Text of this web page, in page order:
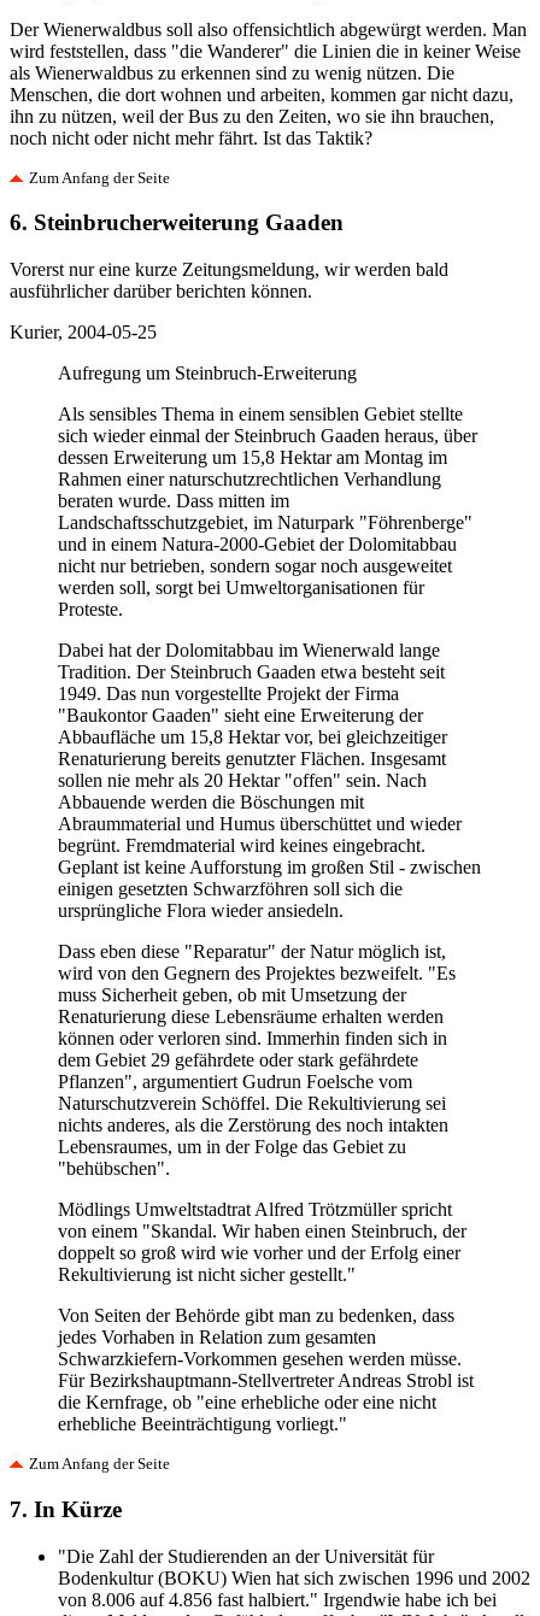
Der Wienerwaldbus soll also offensichtlich abgewürgt werden. Man
wird feststellen, dass "die Wanderer" die Linien ­die in keiner Weise
als Wienerwaldbus zu erkennen sind zu wenig nützen. Die
Menschen, die dort wohnen und arbeiten, kommen gar nicht dazu,
ihn zu nützen, weil der Bus zu den Zeiten, wo sie ihn brauchen,
noch nicht oder nicht mehr fährt. Ist das Taktik?
Zum Anfang der Seite
6. Steinbrucherweiterung Gaaden
Vorerst nur eine kurze Zeitungsmeldung, wir werden bald
ausführlicher darüber berichten können.
Kurier, 2004-05-25
Aufregung um Steinbruch-Erweiterung
Als sensibles Thema in einem sensiblen Gebiet stellte
sich wieder einmal der Steinbruch Gaaden heraus, über
dessen Erweiterung um 15,8 Hektar am Montag im
Rahmen einer naturschutzrechtlichen Verhandlung
beraten wurde. Dass mitten im
Landschaftsschutzgebiet, im Naturpark "Föhrenberge"
und in einem Natura-2000-Gebiet der Dolomitabbau
nicht nur betrieben, sondern sogar noch ausgeweitet
werden soll, sorgt bei Umweltorganisationen für
Proteste.
Dabei hat der Dolomitabbau im Wienerwald lange
Tradition. Der Steinbruch Gaaden etwa besteht seit
1949. Das nun vorgestellte Projekt der Firma
"Baukontor Gaaden" sieht eine Erweiterung der
Abbaufläche um 15,8 Hektar vor, bei gleichzeitiger
Renaturierung bereits genutzter Flächen. Insgesamt
sollen nie mehr als 20 Hektar "offen" sein. Nach
Abbauende werden die Böschungen mit
Abraummaterial und Humus überschüttet und wieder
begrünt. Fremdmaterial wird keines eingebracht.
Geplant ist keine Aufforstung im großen Stil - zwischen
einigen gesetzten Schwarzföhren soll sich die
ursprüngliche Flora wieder ansiedeln.
Dass eben diese "Reparatur" der Natur möglich ist,
wird von den Gegnern des Projektes bezweifelt. "Es
muss Sicherheit geben, ob mit Umsetzung der
Renaturierung diese Lebensräume erhalten werden
können oder verloren sind. Immerhin finden sich in
dem Gebiet 29 gefährdete oder stark gefährdete
Pflanzen", argumentiert Gudrun Foelsche vom
Naturschutzverein Schöffel. Die Rekultivierung sei
nichts anderes, als die Zerstörung des noch intakten
Lebensraumes, um in der Folge das Gebiet zu
"behübschen".
Mödlings Umweltstadtrat Alfred Trötzmüller spricht
von einem "Skandal. Wir haben einen Steinbruch, der
doppelt so groß wird wie vorher und der Erfolg einer
Rekultivierung ist nicht sicher gestellt."
Von Seiten der Behörde gibt man zu bedenken, dass
jedes Vorhaben in Relation zum gesamten
Schwarzkiefern-Vorkommen gesehen werden müsse.
Für Bezirkshauptmann-Stellvertreter Andreas Strobl ist
die Kernfrage, ob "eine erhebliche oder eine nicht
erhebliche Beeinträchtigung vorliegt."
Zum Anfang der Seite
7. In Kürze
"Die Zahl der Studierenden an der Universität für
Bodenkultur (BOKU) Wien hat sich zwischen 1996 und 2002
von 8.006 auf 4.856 fast halbiert." Irgendwie habe ich bei